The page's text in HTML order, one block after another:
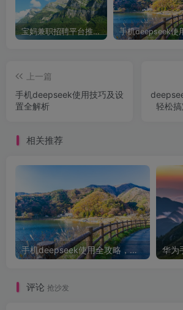
宝妈兼职招聘平台推荐，轻松找到理想工作！
上一篇
手机deepseek使用技巧及设
置全解析
轻松
相关推荐
手机deepseek使用全攻略，轻松实现画图与炒股功能
评论 抢沙发